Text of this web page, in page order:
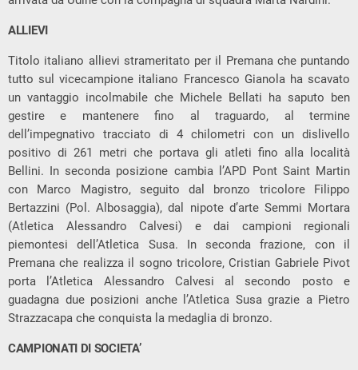
ALLIEVI
Titolo italiano allievi strameritato per il Premana che puntando
tutto sul vicecampione italiano Francesco Gianola ha scavato
un vantaggio incolmabile che Michele Bellati ha saputo ben
gestire e mantenere fino al traguardo, al termine
dell’impegnativo tracciato di 4 chilometri con un dislivello
positivo di 261 metri che portava gli atleti fino alla località
Bellini. In seconda posizione cambia l’APD Pont Saint Martin
con Marco Magistro, seguito dal bronzo tricolore Filippo
Bertazzini (Pol. Albosaggia), dal nipote d’arte Semmi Mortara
(Atletica Alessandro Calvesi) e dai campioni regionali
piemontesi dell’Atletica Susa. In seconda frazione, con il
Premana che realizza il sogno tricolore, Cristian Gabriele Pivot
porta l’Atletica Alessandro Calvesi al secondo posto e
guadagna due posizioni anche l’Atletica Susa grazie a Pietro
Strazzacapa che conquista la medaglia di bronzo.
CAMPIONATI DI SOCIETA’